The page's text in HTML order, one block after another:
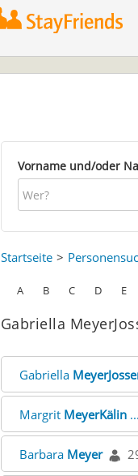
Vorname und/oder
Startseite
A B C D E
Gabriella
Gabriella
Margrit MeyerKälin
Barbara Meyer